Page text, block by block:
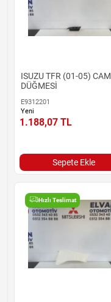
ISUZU TFR (01-05) CAM
DÜĞMESİ
E9312201
Yeni
1.188,07 TL
Sepete Ekle
Hızlı Teslimat